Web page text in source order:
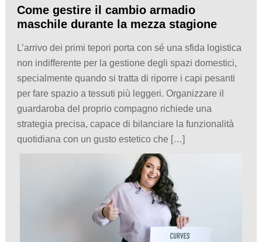
Come gestire il cambio armadio
maschile durante la mezza stagione
L’arrivo dei primi tepori porta con sé una sfida logistica
non indifferente per la gestione degli spazi domestici,
specialmente quando si tratta di riporre i capi pesanti
per fare spazio a tessuti più leggeri. Organizzare il
guardaroba del proprio compagno richiede una
strategia precisa, capace di bilanciare la funzionalità
quotidiana con un gusto estetico che […]